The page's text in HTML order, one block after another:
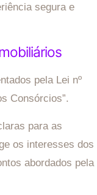
segura e
pela Lei nº
Consórcios”.
para as
os interesses dos
abordados pela